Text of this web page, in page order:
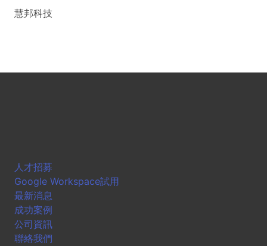
慧邦科技
人才招募
Google Workspace試用
最新消息
成功案例
公司資訊
聯絡我們